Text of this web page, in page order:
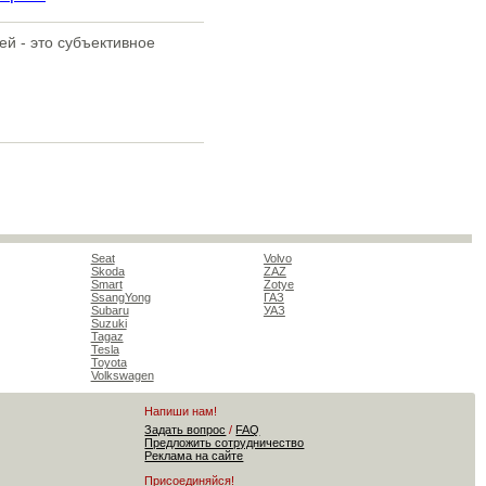
- это субъективное
Seat
Skoda
Smart
SsangYong
Subaru
Suzuki
Tagaz
Tesla
Toyota
Volkswagen
Volvo
ZAZ
Zotye
ГАЗ
УАЗ
Напиши нам!
Задать вопрос / FAQ
Предложить сотрудничество
Реклама на сайте
Присоединяйся!